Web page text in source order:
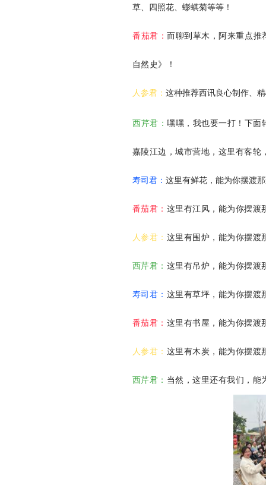
草、四照花、蟛蜞菊等等！
番茄君： 而聊到草木，阿来重点
自然史》！
人参君： 这种推荐西讯良心制作、
西芹君：嘿嘿，我也要一打！下
嘉陵江边，城市营地，这里有客
寿司君： 这里有鲜花，能为你摆渡
番茄君： 这里有江风，能为你摆渡
人参君： 这里有围炉，能为你摆渡
西芹君： 这里有吊炉，能为你摆渡
寿司君： 这里有草坪，能为你摆渡
番茄君： 这里有书屋，能为你摆
人参君： 这里有木炭，能为你摆渡
西芹君： 当然，这里还有我们，能